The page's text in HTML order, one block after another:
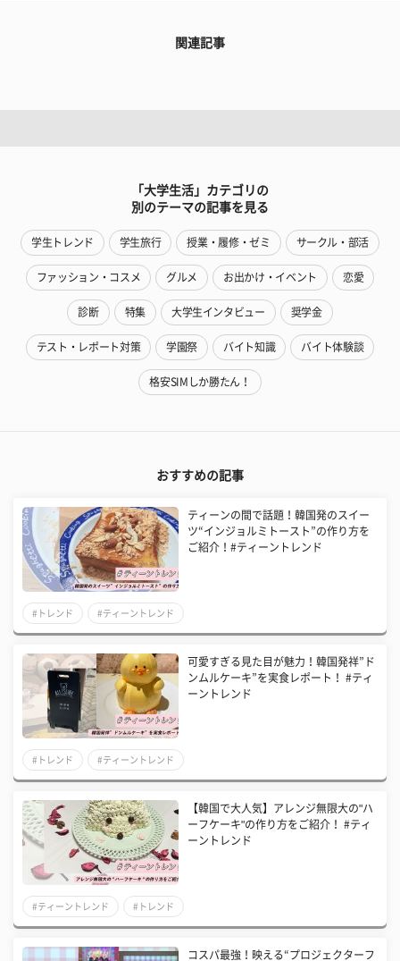
関連記事
「大学生活」カテゴリの
別のテーマの記事を見る
学生トレンド 学生旅行 授業・履修・ゼミ サークル・部活
ファッション・コスメ グルメ お出かけ・イベント 恋愛
診断 特集 大学生インタビュー 奨学金
テスト・レポート対策 学園祭 バイト知識 バイト体験談
格安SIMしか勝たん！
おすすめの記事
ティーンの間で話題！韓国発のスイー
ツ“インジョルミトースト”の作り方を
ご紹介！#ティーントレンド
#トレンド #ティーントレンド
可愛すぎる見た目が魅力！韓国発祥”ド
ンムルケーキ”を実食レポート！ #ティ
ーントレンド
#トレンド #ティーントレンド
【韓国で大人気】アレンジ無限大の"ハ
ーフケーキ"の作り方をご紹介！ #ティ
ーントレンド
#ティーントレンド #トレンド
コスパ最強！映える“プロジェクターフ